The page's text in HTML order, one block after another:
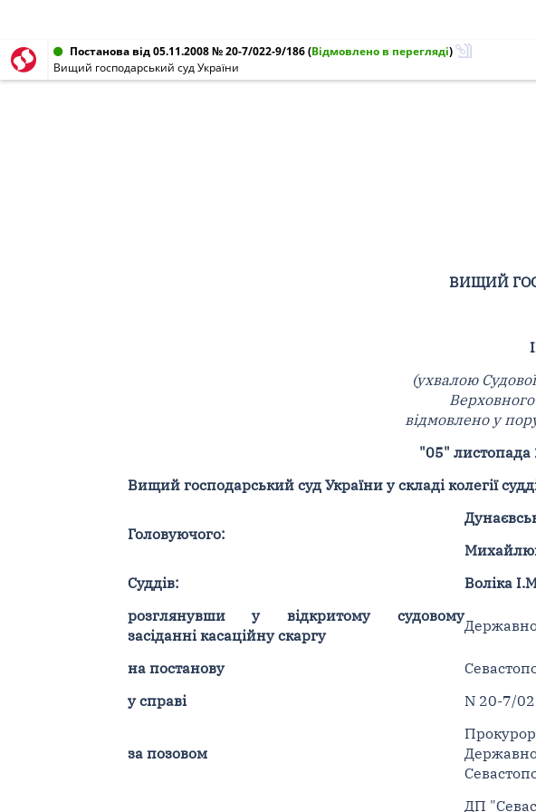
Постанова від 05.11.2008 № 20-7/022-9/186(Відмовлено в перегляді)
Вищий господарський суд України
ВИЩИЙ
(ухвалою
відмовлено у
"05"
Вищий господарський суд України у складі колегії
Головуючого:
Суддів:
Воліка
розглянувши у відкритому судовому
засіданні касаційну скаргу
на постанову
у справі
N 20-7/
за позовом
ДП